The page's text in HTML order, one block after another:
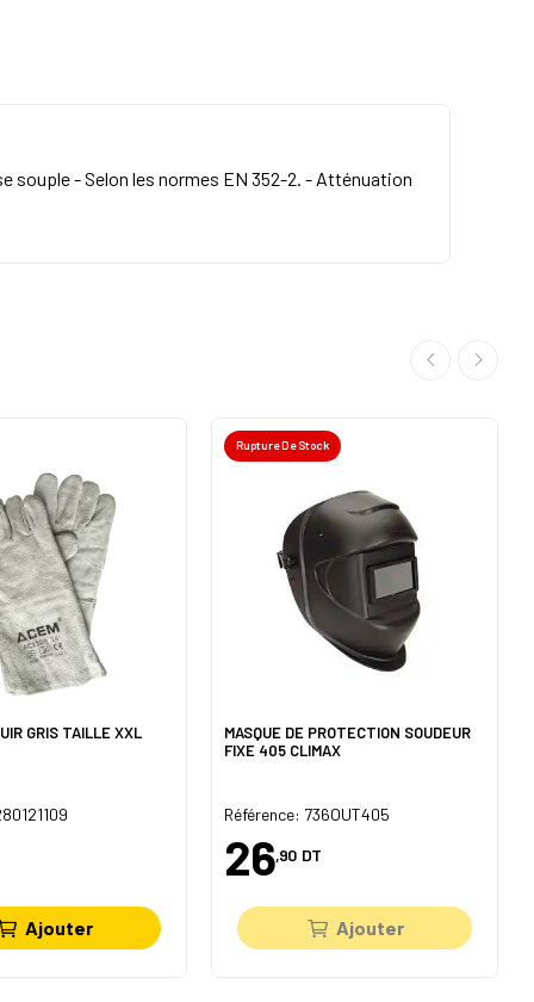
souple - Selon les normes EN 352-2. - Atténuation
GRIS TAILLE XXL
Ajouter
Rupture De Stock
MASQUE DE PROTECTION SOUDEUR
FIXE 405 CLIMAX
Référence: 736OUT405
26,90 DT
Ajouter